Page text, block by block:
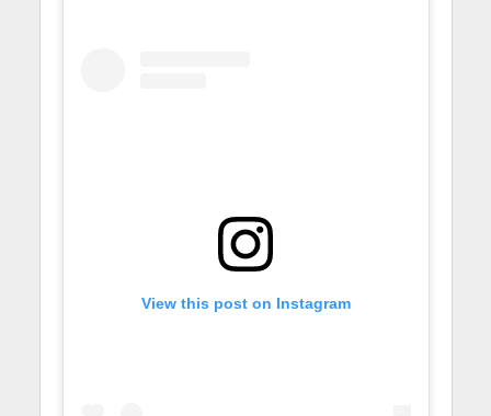
View this post on Instagram